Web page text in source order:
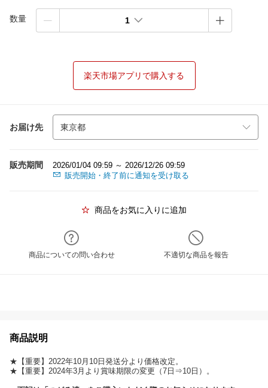
数量 1
楽天市場アプリで購入する
お届け先
販売期間
2026/01/04 09:59 ～ 2026/12/26 09:59
販売開始・終了前に通知を受け取る
商品をお気に入りに追加
商品についての問い合わせ 不適切な商品を報告
商品説明
★【重要】2022年10月10日発送分より価格改定。
★【重要】2024年3月より賞味期限の変更（7日⇒10日）。